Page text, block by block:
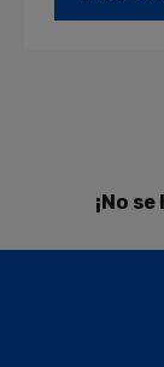
¡No